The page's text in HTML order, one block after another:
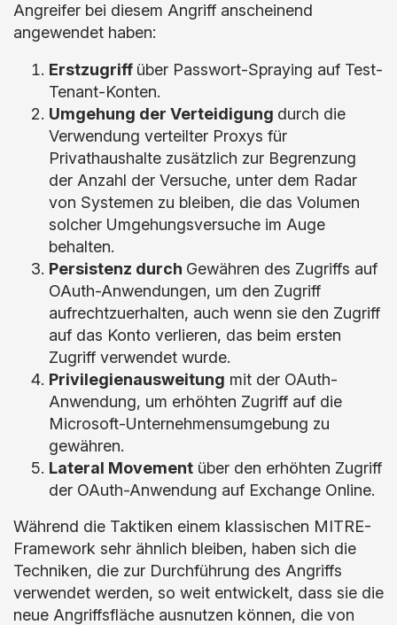
Angreifer bei diesem Angriff anscheinend
angewendet haben:
Erstzugriff über Passwort-Spraying auf Test-
Tenant-Konten.
Umgehung der Verteidigung durch die
Verwendung verteilter Proxys für
Privathaushalte zusätzlich zur Begrenzung
der Anzahl der Versuche, unter dem Radar
von Systemen zu bleiben, die das Volumen
solcher Umgehungsversuche im Auge
behalten.
Persistenz durch Gewähren des Zugriffs auf
OAuth-Anwendungen, um den Zugriff
aufrechtzuerhalten, auch wenn sie den Zugriff
auf das Konto verlieren, das beim ersten
Zugriff verwendet wurde.
Privilegienausweitung mit der OAuth-
Anwendung, um erhöhten Zugriff auf die
Microsoft-Unternehmensumgebung zu
gewähren.
Lateral Movement über den erhöhten Zugriff
der OAuth-Anwendung auf Exchange Online.
Während die Taktiken einem klassischen MITRE-
Framework sehr ähnlich bleiben, haben sich die
Techniken, die zur Durchführung des Angriffs
verwendet werden, so weit entwickelt, dass sie die
neue Angriffsfläche ausnutzen können, die von